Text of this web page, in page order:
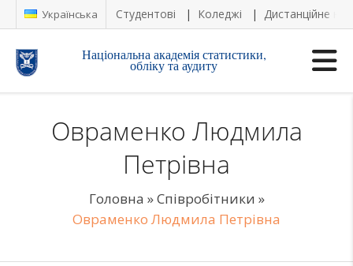
Українська Студентові Коледжі Дистанційне
Національна академія статистики,
обліку та аудиту
Овраменко Людмила
Петрівна
Головна »Співробітники »
Овраменко Людмила Петрівна